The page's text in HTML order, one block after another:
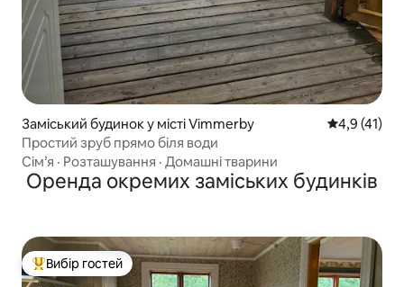
Заміський будинок у місті Vimmerby Середня
4,9 (41)
Простий зруб прямо біля води
Сім’я · Розташування · Домашні тварини
Оренда окремих заміських будинків
Топ вибір гостей
Вибір гостей